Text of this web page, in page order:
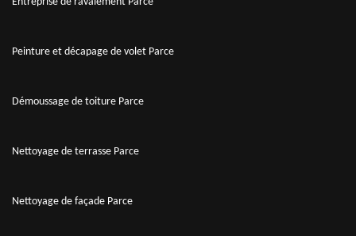
Peinture et décapage de volet Parce
Démoussage de toiture Parce
Nettoyage de terrasse Parce
Nettoyage de façade Parce